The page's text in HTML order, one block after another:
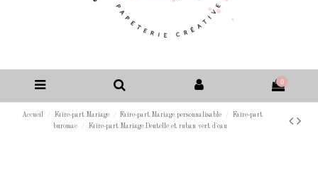
0
Accueil Faire-part Mariage Faire-part Mariage personnalisable
Faire-part
buromac
Faire-part Mariage Dentelle et ruban vert d'eau